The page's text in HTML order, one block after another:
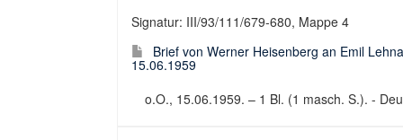
Signatur: III/93/111/679-680, Mappe 4
Brief von Werner Heisenberg an Emil
15.06.1959
o.O., 15.06.1959. – 1 Bl. (1 masch. S.). -